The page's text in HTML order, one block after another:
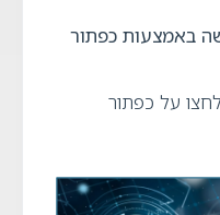
באמצעות כפתור
על כפתור